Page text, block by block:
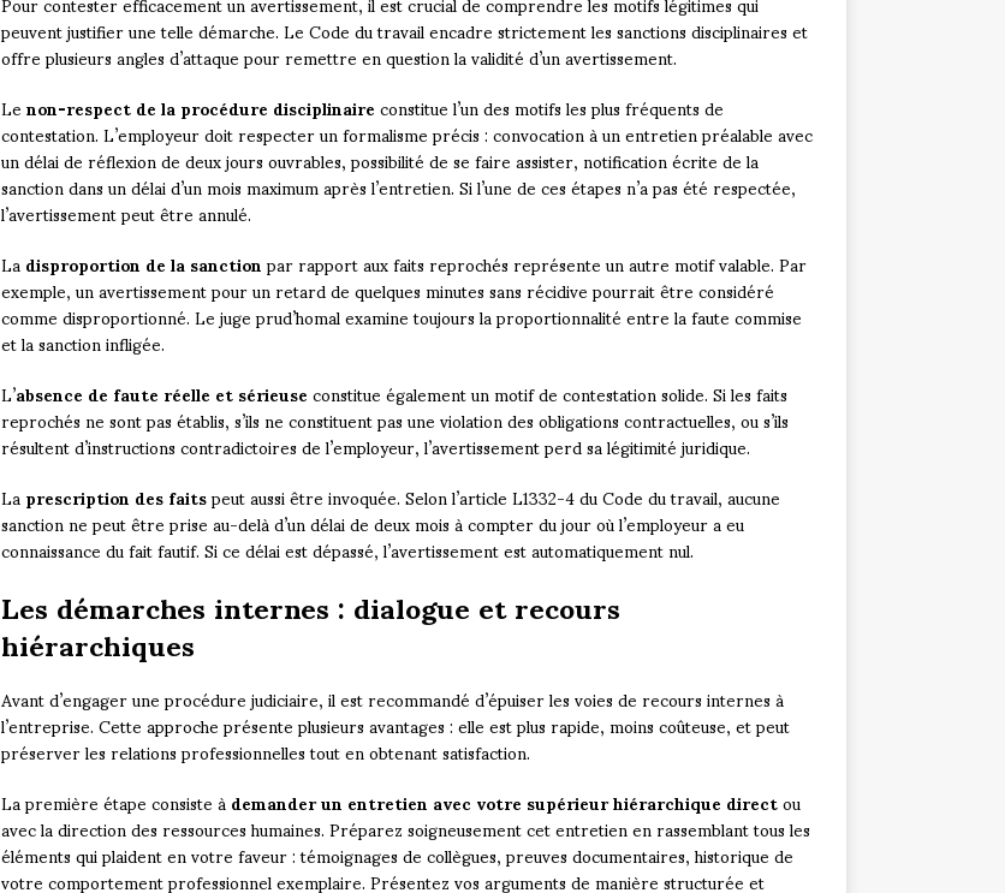
peuvent justifier une telle démarche. Le Code du travail encadre strictement les sanctions disciplinaires et
offre plusieurs angles d’attaque pour remettre en question la validité d’un avertissement.
Lenon-respect de la procédure disciplinaireconstitue l’un des motifs les plus fréquents de
contestation. L’employeur doit respecter un formalisme précis : convocation à un entretien préalable avec
un délai de réflexion de deux jours ouvrables, possibilité de se faire assister, notification écrite de la
sanction dans un délai d’un mois maximum après l’entretien. Si l’une de ces étapes n’a pas été respectée,
l’avertissement peut être annulé.
Ladisproportion de la sanctionpar rapport aux faits reprochés représente un autre motif valable. Par
exemple, un avertissement pour un retard de quelques minutes sans récidive pourrait être considéré
comme disproportionné. Le juge prud’homal examine toujours la proportionnalité entre la faute commise
et la sanction infligée.
L’absence de faute réelle et sérieuseconstitue également un motif de contestation solide. Si les faits
reprochés ne sont pas établis, s’ils ne constituent pas une violation des obligations contractuelles, ou s’ils
résultent d’instructions contradictoires de l’employeur, l’avertissement perd sa légitimité juridique.
Laprescription des faitspeut aussi être invoquée. Selon l’article L1332-4 du Code du travail, aucune
sanction ne peut être prise au-delà d’un délai de deux mois à compter du jour où l’employeur a eu
connaissance du fait fautif. Si ce délai est dépassé, l’avertissement est automatiquement nul.
Les démarches internes : dialogue et recours
hiérarchiques
Avant d’engager une procédure judiciaire, il est recommandé d’épuiser les voies de recours internes à
l’entreprise. Cette approche présente plusieurs avantages : elle est plus rapide, moins coûteuse, et peut
préserver les relations professionnelles tout en obtenant satisfaction.
La première étape consiste àdemander un entretien avec votre supérieur hiérarchique directou
avec la direction des ressources humaines. Préparez soigneusement cet entretien en rassemblant tous les
éléments qui plaident en votre faveur : témoignages de collègues, preuves documentaires, historique de
votre comportement professionnel exemplaire. Présentez vos arguments de manière structurée et